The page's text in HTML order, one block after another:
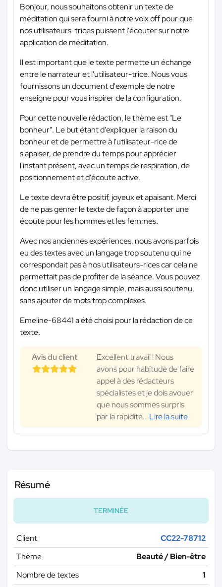
Bonjour, nous souhaitons obtenir un texte de
méditation qui sera fourni à notre voix off pour que
nos utilisateurs-trices puissent l'écouter sur notre
application de méditation.
Il est important que le texte permette un échange
entre le narrateur et l'utilisateur-trice. Nous vous
fournissons un document d'exemple de notre
enseigne pour vous inspirer de la configuration.
Pour cette nouvelle rédaction, le thème est "Le
bonheur". Le but étant d'expliquer la raison du
bonheur et de permettre à l'utilisateur-rice de
s'apaiser, de prendre du temps pour apprécier
l'instant présent, avec un temps de respiration, de
positionnement et d'écoute active.
Le texte devra être positif, joyeux et apaisant. Merci
de ne pas genrer le texte de façon à apporter une
écoute pour les hommes et les femmes.
Avec nos anciennes expériences, nous avons parfois
eu des textes avec un langage trop soutenu qui ne
correspondait pas à nos utilisateurs-rices car cela ne
permettait pas de profiter de la séance. Vous pouvez
donc utiliser un langage simple, mais aussi soutenu,
sans ajouter de mots trop complexes.
Emeline-68441 a été choisi pour la rédaction de ce
texte.
Avis du client
Excellent travail ! Nous
avons pour habitude de faire
appel à des rédacteurs
spécialistes et je dois avouer
que nous sommes surpris
par la rapidité… Lire la suite
Résumé
TERMINÉE
Client
CC22-78712
Thème
Beauté / Bien-être
Nombre de textes
1